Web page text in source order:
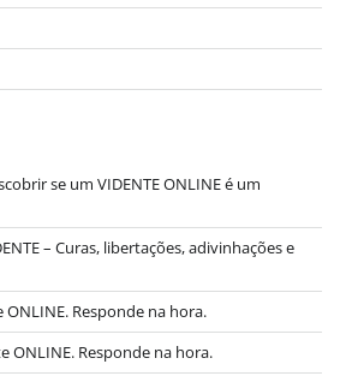
se um VIDENTE ONLINE é um
– Curas, libertações, adivinhações e
ONLINE. Responde na hora.
ONLINE. Responde na hora.